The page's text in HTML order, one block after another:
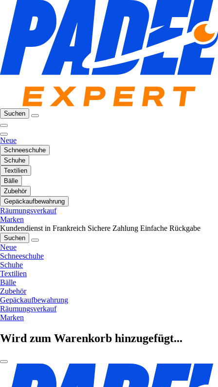
Suchen
Neue
Schneeschuhe
Schuhe
Textilien
Bälle
Zubehör
Gepäckaufbewahrung
Räumungsverkauf
Marken
Kundendienst in Frankreich Sichere Zahlung Einfache Rückgabe
Suchen
Neue
Schneeschuhe
Schuhe
Textilien
Bälle
Zubehör
Gepäckaufbewahrung
Räumungsverkauf
Marken
Wird zum Warenkorb hinzugefügt...